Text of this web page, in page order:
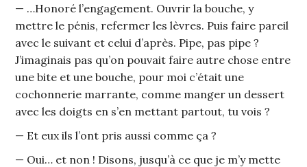
— …Honoré l’engagement. Ouvrir la bouche, y
mettre le pénis, refermer les lèvres. Puis faire pareil
avec le suivant et celui d’après. Pipe, pas pipe ?
J’imaginais pas qu’on pouvait faire autre chose entre
une bite et une bouche, pour moi c’était une
cochonnerie marrante, comme manger un dessert
avec les doigts en s’en mettant partout, tu vois ?
— Et eux ils l’ont pris aussi comme ça ?
— Oui… et non ! Disons, jusqu’à ce que je m’y mette